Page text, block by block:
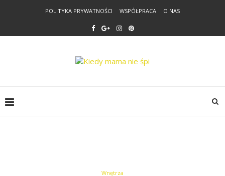
POLITYKA PRYWATNOŚCI WSPÓŁPRACA O NAS
Wnętrza